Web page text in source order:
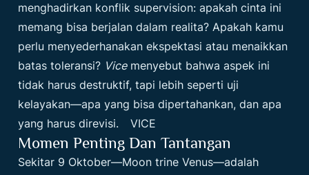
menghadirkan konflik supervision: apakah cinta ini
memang bisa berjalan dalam realita? Apakah kamu
perlu menyederhanakan ekspektasi atau menaikkan
batas toleransi? Vicemenyebut bahwa aspek ini
tidak harus destruktif, tapi lebih seperti uji
kelayakan—apa yang bisa dipertahankan, dan apa
yang harus direvisi.
VICE
Momen Penting Dan Tantangan
Sekitar 9 Oktober—Moon trine Venus—adalah